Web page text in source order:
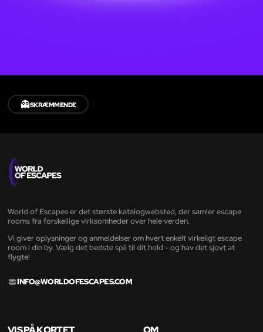
👻SKRÆMMENDE
World of Escapes er det største katalogwebsted, der samler escape
rooms fra forskellige virksomheder over hele verden.
Vi giver oplysninger og anmeldelser om hvert enkelt virkeligt escape
room i din by. Vælg det bedste spil til dit hold - og hav det sjovt at
flygte!
INFO@WORLDOFESCAPES.COM